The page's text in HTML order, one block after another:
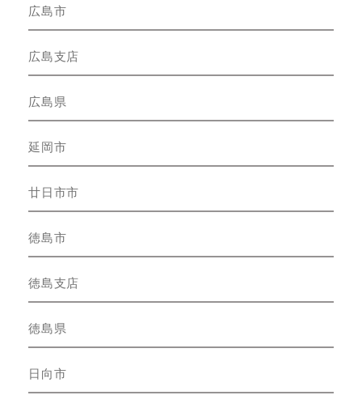
広島市
広島支店
広島県
延岡市
廿日市市
徳島市
徳島支店
徳島県
日向市